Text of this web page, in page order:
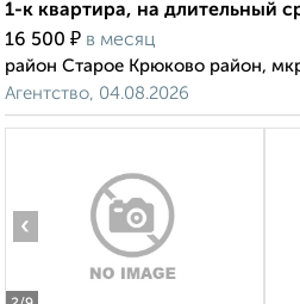
1-к квартира, на длительный
16 500 ₽ в месяц
район Старое Крюково район,
Агентство, 04.08.2026
‹